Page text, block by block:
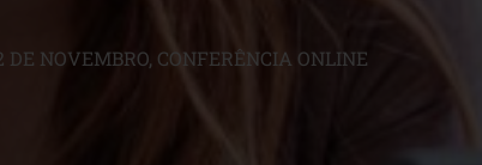
DE NOVEMBRO, CONFERÊNCIA ONLINE